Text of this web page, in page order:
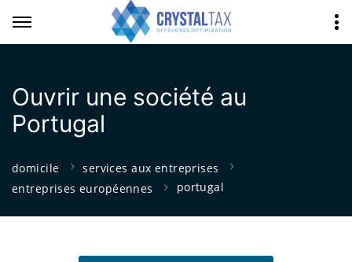
Ouvrir une société au
Portugal
domicile
services aux entreprises
entreprises européennes
portugal